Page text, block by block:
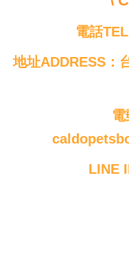
電話
地址ADDRESS：
電
LINE